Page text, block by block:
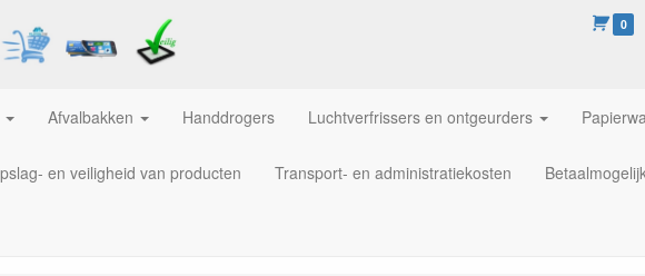
0
Afvalbakken Handdrogers Luchtverfrissers en ontgeurders
en veiligheid van producten Transport- en administratiekosten